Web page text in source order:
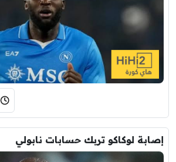
إصابة لوكاكو تربك حسابات نابولي